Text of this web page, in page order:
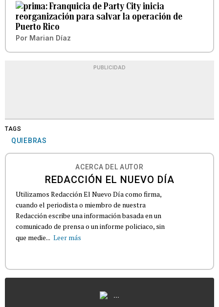
Franquicia de Party City inicia
reorganización para salvar la operación de
Puerto Rico
Por Marian Díaz
PUBLICIDAD
TAGS
QUIEBRAS
ACERCA DEL AUTOR
REDACCIÓN EL NUEVO DÍA
Utilizamos Redacción El Nuevo Día como firma,
cuando el periodista o miembro de nuestra
Redacción escribe una información basada en un
comunicado de prensa o un informe policiaco, sin
que medie... Leer más
...